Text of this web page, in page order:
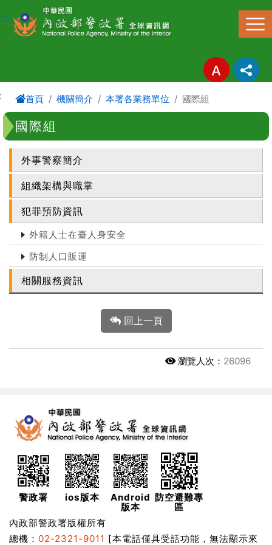
進入內容區塊
:::
首頁 機關簡介 本署各業務單位 國際組
國際組
外事警察簡介
組織架構與職掌
犯罪預防資訊
外籍人士在臺人身安全
防制人口販運
相關服務資訊
回上一頁
瀏覽人次： 26096
警政署 ios版本
Android
版本
防空避難專
區
內政部警政署版權所有
總機： 02-2321-9011 [本電話僅具受話功能，無法顯示來